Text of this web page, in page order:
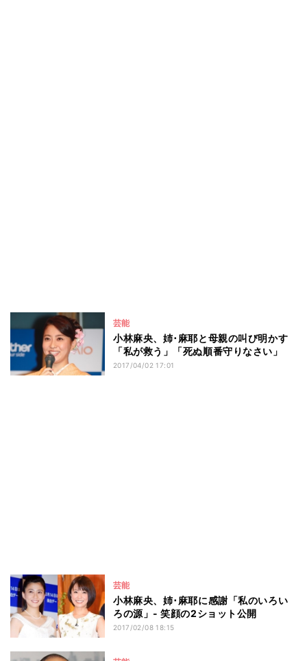
芸能
小林麻央、姉･麻耶と母親の叫び明かす
「私が救う」「死ぬ順番守りなさい」
2017/04/02 17:01
芸能
小林麻央、姉･麻耶に感謝「私のいろい
ろの源」- 笑顔の2ショット公開
2017/02/08 18:15